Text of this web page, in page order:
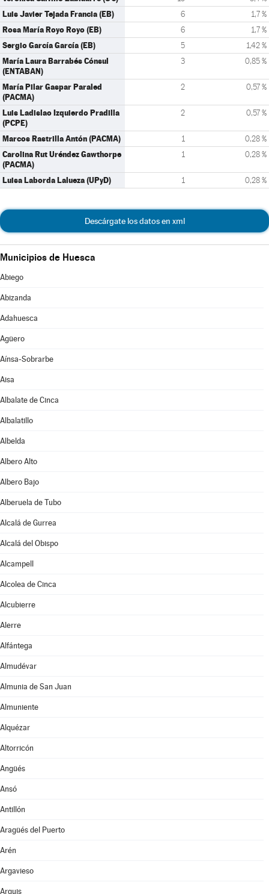
Luis Javier Tejada Francia (EB) 6 1,7 %
Rosa María Royo Royo (EB) 6 1,7 %
Sergio García García (EB) 5 1,42 %
María Laura Barrabés Cónsul
(ENTABAN)
3 0,85 %
María Pilar Gaspar Paraled
(PACMA)
2 0,57 %
Luis Ladislao Izquierdo Pradilla
(PCPE)
2 0,57 %
Marcos Rastrilla Antón (PACMA) 1 0,28 %
Carolina Rut Uréndez Gawthorpe
(PACMA)
1 0,28 %
Luisa Laborda Lalueza (UPyD) 1 0,28 %
Descárgate los datos en xml
Municipios de Huesca
Abiego
Abizanda
Adahuesca
Agüero
Aínsa-Sobrarbe
Aisa
Albalate de Cinca
Albalatillo
Albelda
Albero Alto
Albero Bajo
Alberuela de Tubo
Alcalá de Gurrea
Alcalá del Obispo
Alcampell
Alcolea de Cinca
Alcubierre
Alerre
Alfántega
Almudévar
Almunia de San Juan
Almuniente
Alquézar
Altorricón
Angüés
Ansó
Antillón
Aragüés del Puerto
Arén
Argavieso
Arguis